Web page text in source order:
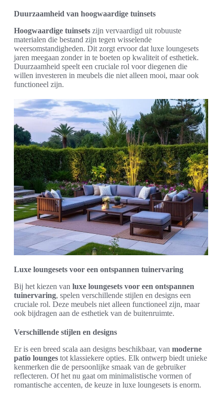
Duurzaamheid van hoogwaardige tuinsets
Hoogwaardige tuinsets zijn vervaardigd uit robuuste
materialen die bestand zijn tegen wisselende
weersomstandigheden. Dit zorgt ervoor dat luxe loungesets
jaren meegaan zonder in te boeten op kwaliteit of esthetiek.
Duurzaamheid speelt een cruciale rol voor diegenen die
willen investeren in meubels die niet alleen mooi, maar ook
functioneel zijn.
Luxe loungesets voor een ontspannen tuinervaring
Bij het kiezen van luxe loungesets voor een ontspannen
tuinervaring, spelen verschillende stijlen en designs een
cruciale rol. Deze meubels niet alleen functioneel zijn, maar
ook bijdragen aan de esthetiek van de buitenruimte.
Verschillende stijlen en designs
Er is een breed scala aan designs beschikbaar, van moderne
patio lounges tot klassiekere opties. Elk ontwerp biedt unieke
kenmerken die de persoonlijke smaak van de gebruiker
reflecteren. Of het nu gaat om minimalistische vormen of
romantische accenten, de keuze in luxe loungesets is enorm.